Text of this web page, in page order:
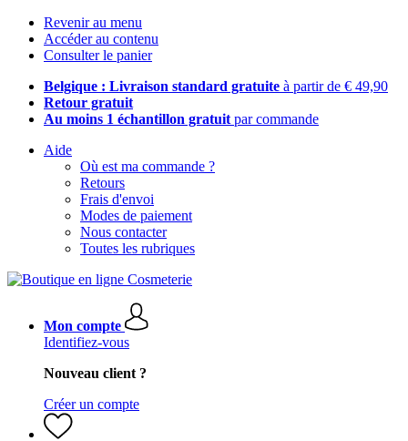
Revenir au menu
Accéder au contenu
Consulter le panier
Belgique : Livraison standard gratuite à partir de € 49,90
Retour gratuit
Au moins 1 échantillon gratuit par commande
Aide
Où est ma commande ?
Retours
Frais d'envoi
Modes de paiement
Nous contacter
Toutes les rubriques
Mon compte
Identifiez-vous
Nouveau client ?
Créer un compte